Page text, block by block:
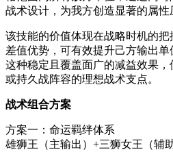
战术设计，为我方创造显著的属性
该技能的价值体现在战略时机的
差值优势，可有效提升己方输出单
这种稳定且覆盖面广的减益效果
或持久战阵容的理想战术支点。
战术组合方案
方案一：命运羁绊体系
雄狮王（主输出）+三狮女王（辅